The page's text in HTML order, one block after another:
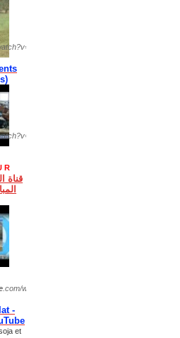
R
قناة
.com/watch?v=
-
et